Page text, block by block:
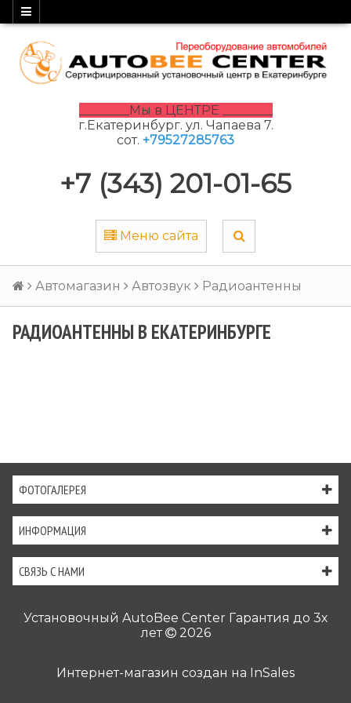
________Мы в ЦЕНТРЕ ________
г.Екатеринбург. ул. Чапаева 7.
сот. +79527285763
+7 (343) 201-01-65
Меню сайта
Автомагазин Автозвук Радиоантенны
РАДИОАНТЕННЫ В ЕКАТЕРИНБУРГЕ
ФОТОГАЛЕРЕЯ
ИНФОРМАЦИЯ
СВЯЗЬ С НАМИ
Установочный AutoBee Center Гарантия до 3х
лет
2026
Интернет-магазин создан на InSales